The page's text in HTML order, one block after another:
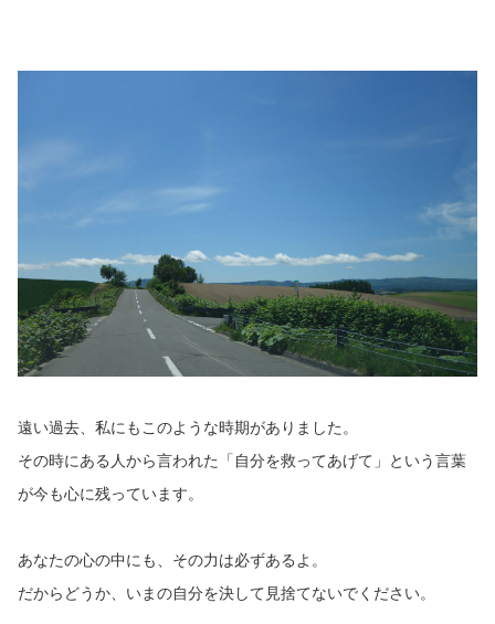
遠い過去、私にもこのような時期がありました。
その時にある人から言われた「自分を救ってあげて」という言葉
が今も心に残っています。
あなたの心の中にも、その力は必ずあるよ。
だからどうか、いまの自分を決して見捨てないでください。